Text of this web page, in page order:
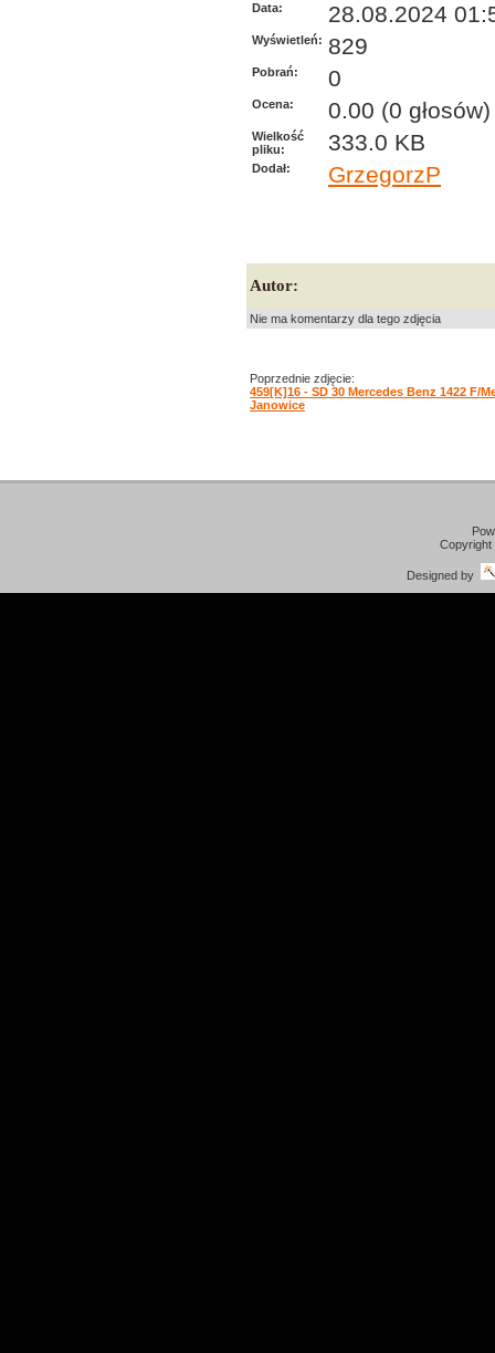
Data:
28.08.2024
Wyświetleń: 829
Pobrań: 0
Ocena: 0.00 (0 głosów)
Wielkość
pliku:
333.0 KB
Dodał: GrzegorzP
Autor:
Nie ma komentarzy dla tego zdjęcia
Poprzednie zdjęcie:
459[K]16 - SD 30 Mercedes Benz 1422 F/
Janowice
Designed by